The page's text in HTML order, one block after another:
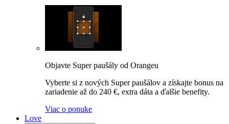
Objavte Super paušály od Orangeu
Vyberte si z nových Super paušálov a získajte bonus na
zariadenie až do 240 €, extra dáta a ďalšie benefity.
Viac o ponuke
Love